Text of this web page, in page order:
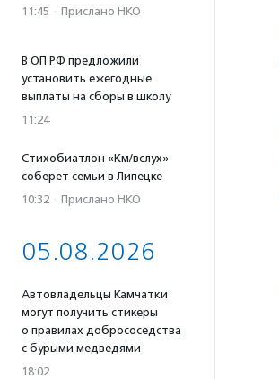
11:45 · Прислано НКО
В ОП РФ предложили
установить ежегодные
выплаты на сборы в школу
11:24
Стихобиатлон «Км/вслух»
соберет семьи в Липецке
10:32 · Прислано НКО
05.08.2026
Автовладельцы Камчатки
могут получить стикеры
о правилах добрососедства
с бурыми медведями
18:02